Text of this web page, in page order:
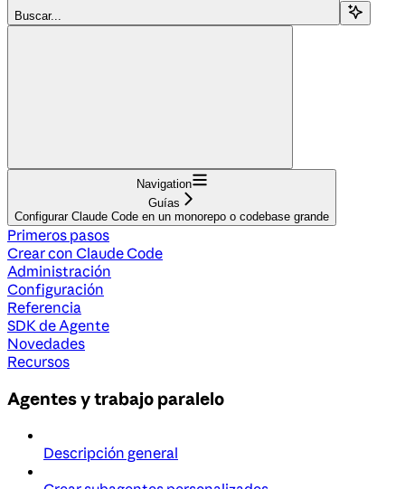
Buscar...
Navigation
Guías
Configurar Claude Code en un monorepo o codebase grande
Primeros pasos
Crear con Claude Code
Administración
Configuración
Referencia
SDK de Agente
Novedades
Recursos
Agentes y trabajo paralelo
Descripción general